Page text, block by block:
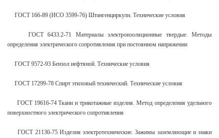
ГОСТ 166-89 (ИСО 3599-76) Штангенциркули. Технические условия
ГОСТ 6433.2-71 Материалы электроизоляционные твердые. Методы
определения электрического сопротивления при постоянном напряжении
ГОСТ 9572-93 Бензол нефтяной. Технические условия
ГОСТ 17299-78 Спирт этиловый технический. Технические условия
ГОСТ 19616-74 Ткани и трикотажные изделия. Метод определения удельного
поверхностного электрического сопротивления
ГОСТ 21130-75 Изделия электротехнические. Зажимы заземляющие и знаки